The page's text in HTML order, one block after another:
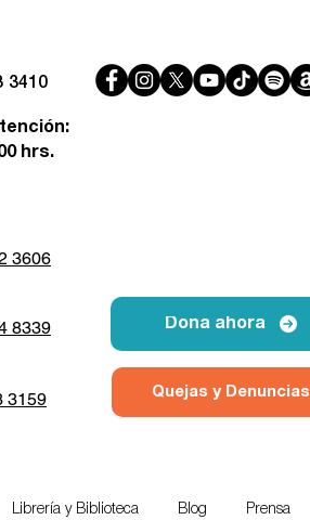
3410
hrs.
3606
8339
3159
Dona ahora
Quejas y Denuncias
Librería y Biblioteca Blog Prensa